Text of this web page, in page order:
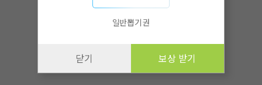
일반뽑기권
닫기 보상 받기